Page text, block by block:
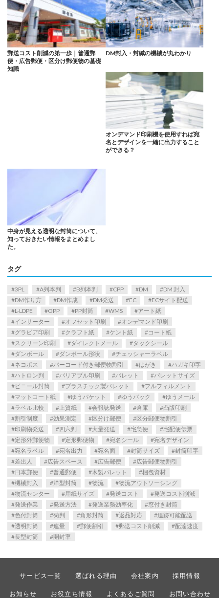
郵送コスト削減の第一歩｜普通郵
便・広告郵便・区分け郵便物の基礎
知識
DM封入・封緘の機械が丸わかり
オンデマンド印刷機を使用すれば宛
名とデザインを一緒に出力すること
ができる？
中身が見える透明な封筒について、
知っておきたい情報をまとめまし
た。
タグ
3PL A列本判 B列本判 CPP DM
DM 封入
DM作り方
DM作成 DM発送 EC
ECサイト配送
L-LDPE
OPP PP封筒 WMS
アート紙
インサーター
オフセット印刷
オンデマンド印刷
グラビア印刷
クラフト紙 ケント紙
コート紙
スクリーン印刷
ダイレクトメール
タックシール
ダンボール
ダンボール形状
チェッシャーラベル
ネコポス
バーコード付き郵便物割引 はがき
ハガキ印字
ハトロン判
バリアブル印刷 パレット
パレットサイズ
ビニール封筒
プラスチック製パレット
フルフィルメント
マットコート紙
ゆうパケット ゆうパック
ゆうメール
ラベル比較
上質紙 会報誌発送 倉庫
凸版印刷
割引制度
効果測定 区分け郵便
区分郵便物割引
印刷物発送
四六判 大量発送 宅急便
宅配便伝票
定形外郵便物
定形郵便物 宛名シール
宛名デザイン
宛名ラベル
宛名出力 宛名面 封筒サイズ
封筒印字
差出人
広告スペース 広告郵便
広告郵便物割引
日本郵便
普通郵便 木製パレット
梱包資材
機械封入
洋型封筒 物流
物流アウトソーシング
物流センター
用紙サイズ 発送コスト
発送コスト削減
発送作業
発送方法 発送業務効率化
窓付き封筒
色付封筒
菊判 角形封筒 返品対応
追跡可能配送
透明封筒
連量 郵便割引 郵送コスト削減
配達速度
長型封筒
開封率
サービス一覧 選ばれる理由 会社案内 採用情報
お知らせ お役立ち情報 よくあるご質問 お問い合わせ